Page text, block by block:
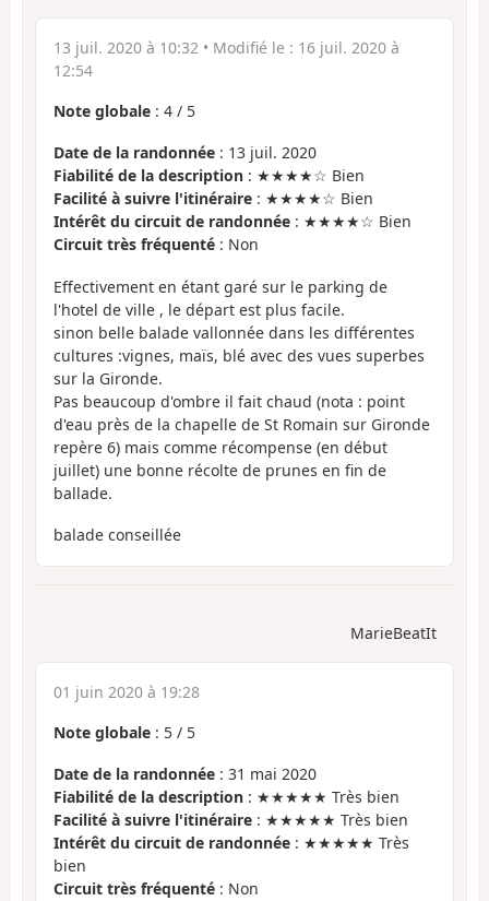
13 juil. 2020 à 10:32 • Modifié le : 16 juil. 2020 à
12:54
Note globale : 4 / 5
Date de la randonnée : 13 juil. 2020
Fiabilité de la description : ★★★★☆ Bien
Facilité à suivre l'itinéraire : ★★★★☆ Bien
Intérêt du circuit de randonnée : ★★★★☆ Bien
Circuit très fréquenté : Non
Effectivement en étant garé sur le parking de
l'hotel de ville , le départ est plus facile.
sinon belle balade vallonnée dans les différentes
cultures :vignes, maïs, blé avec des vues superbes
sur la Gironde.
Pas beaucoup d'ombre il fait chaud (nota : point
d'eau près de la chapelle de St Romain sur Gironde
repère 6) mais comme récompense (en début
juillet) une bonne récolte de prunes en fin de
ballade.
balade conseillée
MarieBeatIt
01 juin 2020 à 19:28
Note globale : 5 / 5
Date de la randonnée : 31 mai 2020
Fiabilité de la description : ★★★★★ Très bien
Facilité à suivre l'itinéraire : ★★★★★ Très bien
Intérêt du circuit de randonnée : ★★★★★ Très
bien
Circuit très fréquenté : Non